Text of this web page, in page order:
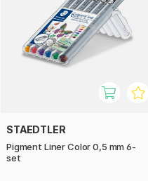
STAEDTLER
Pigment Liner Color 0,5 mm 6-
set